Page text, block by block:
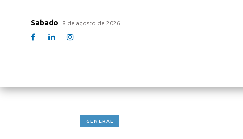
Sabado 8 de agosto de 2026
GENERAL